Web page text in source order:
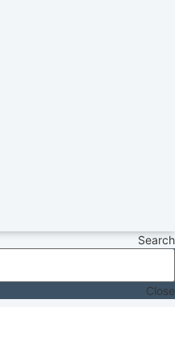
Search
Close